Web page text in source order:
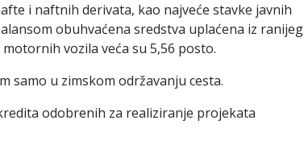
i naftnih derivata, kao najveće stavke javnih
obuhvaćena sredstva uplaćena iz ranijeg
vozila veća su 5,56 posto.
samo u zimskom održavanju cesta.
odobrenih za realiziranje projekata